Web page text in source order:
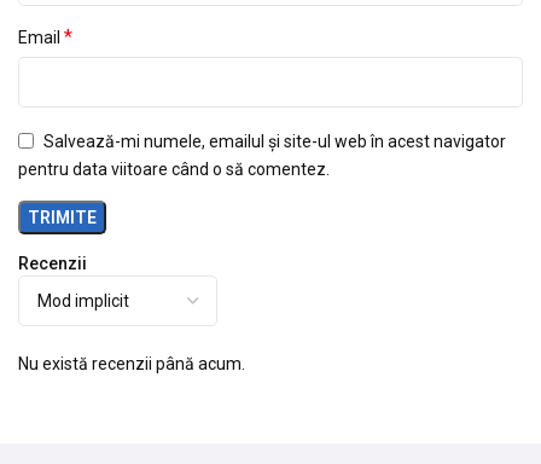
Recenzii
Nu există recenzii până acum.
Email *
Salvează-mi numele, emailul și site-ul web în acest navigator
pentru data viitoare când o să comentez.